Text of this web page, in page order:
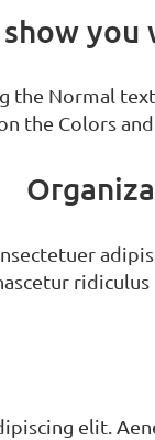
show
Normal
the Colors
elit.